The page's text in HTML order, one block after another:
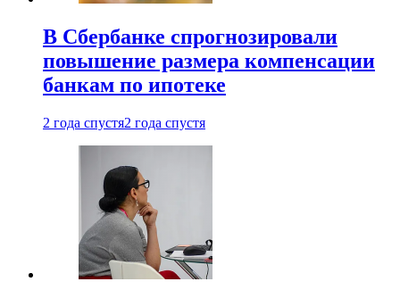
В Сбербанке спрогнозировали
повышение размера компенсации
банкам по ипотеке
2 года спустя2 года спустя